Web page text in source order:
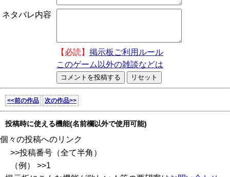
ネタバレ内容
【必読】 掲示板ご利用ルール
このゲーム以外の雑談などは
<<前の作品 次の作品>>
投稿時に使える機能(名前欄以外で使用可能)
個々の投稿へのリンク
>>投稿番号（全て半角）
（例） >>1